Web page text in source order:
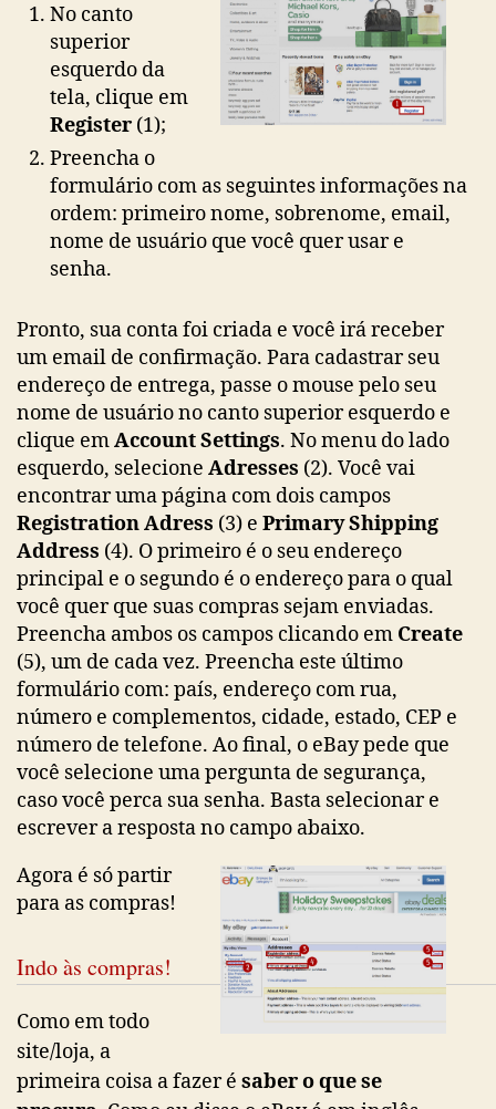
No canto
superior
esquerdo da
tela, clique em
Register (1);
Preencha o
formulário com as seguintes informações na
ordem: primeiro nome, sobrenome, email,
nome de usuário que você quer usar e
senha.
Pronto, sua conta foi criada e você irá receber
um email de confirmação. Para cadastrar seu
endereço de entrega, passe o mouse pelo seu
nome de usuário no canto superior esquerdo e
clique emAccount Settings. No menu do lado
esquerdo, selecione Adresses (2). Você vai
encontrar uma página com dois campos
Registration Adress (3) e Primary Shipping
Address (4). O primeiro é o seu endereço
principal e o segundo é o endereço para o qual
você quer que suas compras sejam enviadas.
Preencha ambos os campos clicando em Create
(5), um de cada vez. Preencha este último
formulário com: país, endereço com rua,
número e complementos, cidade, estado, CEP e
número de telefone. Ao final, o eBay pede que
você selecione uma pergunta de segurança,
caso você perca sua senha. Basta selecionar e
escrever a resposta no campo abaixo.
Agora é só partir
para as compras!
Indo às compras!
Como em todo
site/loja, a
primeira coisa a fazer é saber o que se